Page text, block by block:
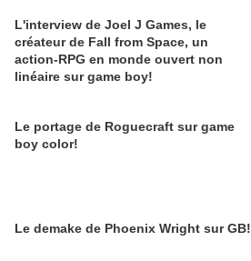
L'interview de Joel J Games, le
créateur de Fall from Space, un
action-RPG en monde ouvert non
linéaire sur game boy!
Le portage de Roguecraft sur game
boy color!
Le demake de Phoenix Wright sur GB!